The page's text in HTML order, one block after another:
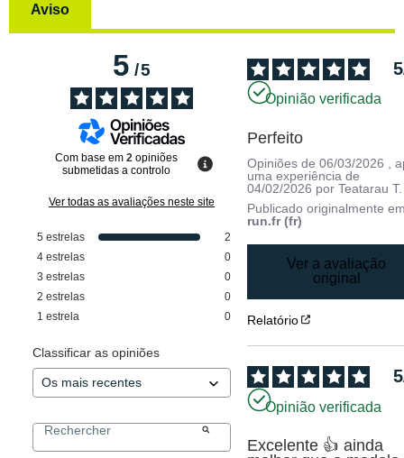
Aviso
5/5
Com base em 2 opiniões
submetidas a controlo
Ver todas as avaliações neste site
5 estrelas
2
4 estrelas
0
3 estrelas
0
2 estrelas
0
1 estrela 0
Classificar as opiniões
5
Opinião verificada
Perfeito
Opiniões de06/03/2026
,
uma experiência de
04/02/2026 porTeatarau T.
Publicado originalmente
run.fr (fr)
Ver a avaliação
original
Relatório
5
Opinião verificada
Excelente 👍 ainda